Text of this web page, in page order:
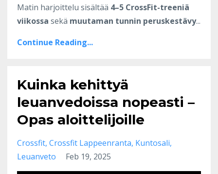
Matin harjoittelu sisältää 4–5 CrossFit-treeniä
viikossa sekä muutaman tunnin peruskestävy...
Continue Reading...
Kuinka kehittyä
leuanvedoissa nopeasti –
Opas aloittelijoille
Crossfit Crossfit Lappeenranta Kuntosali
Leuanveto
Feb 19, 2025